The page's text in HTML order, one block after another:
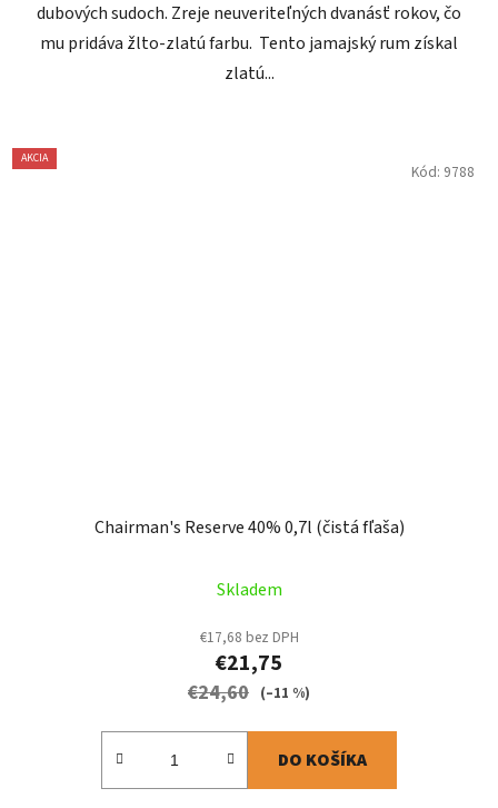
dubových sudoch. Zreje neuveriteľných dvanásť rokov, čo
mu pridáva žlto-zlatú farbu. Tento jamajský rum získal
zlatú...
AKCIA
Chairman's Reserve 40% 0,7l (čistá fľaša)
hodnotenie
produktu
je
5,0
Skladem
€17,68 bez DPH
€21,75
€24,60 (–11 %)
DO KOŠÍKA
Kód: 9788